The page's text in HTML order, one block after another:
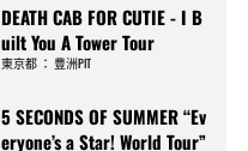
DEATH CAB FOR CUTIE - I B
uilt You A Tower Tour
東京都 ：豊洲PIT
5 SECONDS OF SUMMER “Ev
eryone’s a Star! World Tour”